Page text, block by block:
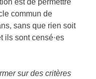
est de permettre
commun de
sans que rien soit
ils sont censé·es
sur des critères